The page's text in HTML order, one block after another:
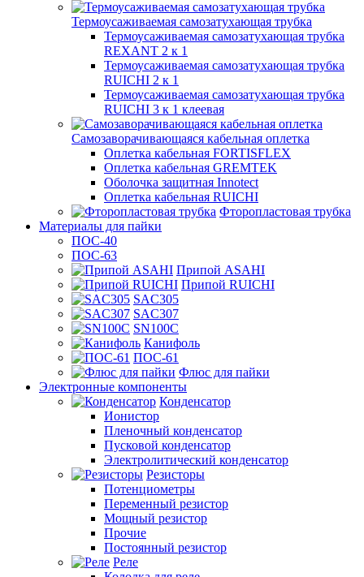
Термоусаживаемая самозатухающая трубка
Термоусаживаемая самозатухающая трубка
REXANT 2 к 1
Термоусаживаемая самозатухающая трубка
RUICHI 2 к 1
Термоусаживаемая самозатухающая трубка
RUICHI 3 к 1 клеевая
Самозаворачивающаяся кабельная оплетка
Оплетка кабельная FORTISFLEX
Оплетка кабельная GREMTEK
Оболочка защитная Innotect
Оплетка кабельная RUICHI
Фторопластовая трубка
Материалы для пайки
ПОС-40
ПОС-63
Припой ASAHI
Припой RUICHI
SAC305
SAC307
SN100C
Канифоль
ПОС-61
Флюс для пайки
Электронные компоненты
Конденсатор
Ионистор
Пленочный конденсатор
Пусковой конденсатор
Электролитический конденсатор
Резисторы
Потенциометры
Переменный резистор
Мощный резистор
Прочие
Постоянный резистор
Реле